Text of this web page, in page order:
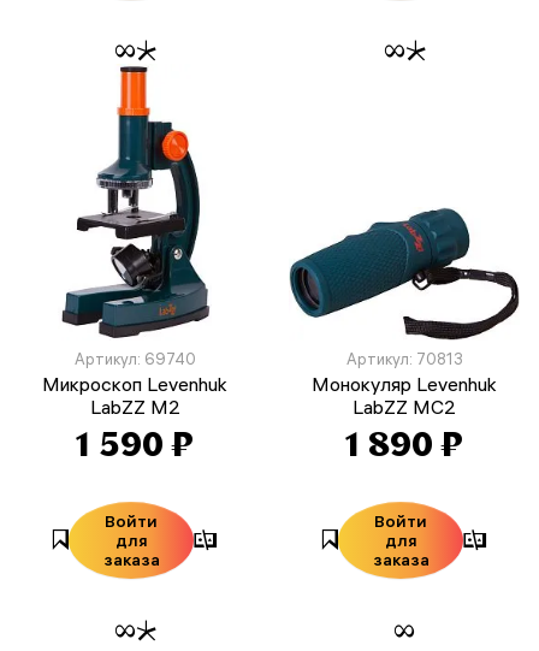
гарантия
Артикул: 69740
Микроскоп Levenhuk
LabZZ M2
1 590 ₽
Войти
для
заказа
Артикул: 70813
Монокуляр Levenhuk
LabZZ MC2
1 890 ₽
Войти
для
заказа